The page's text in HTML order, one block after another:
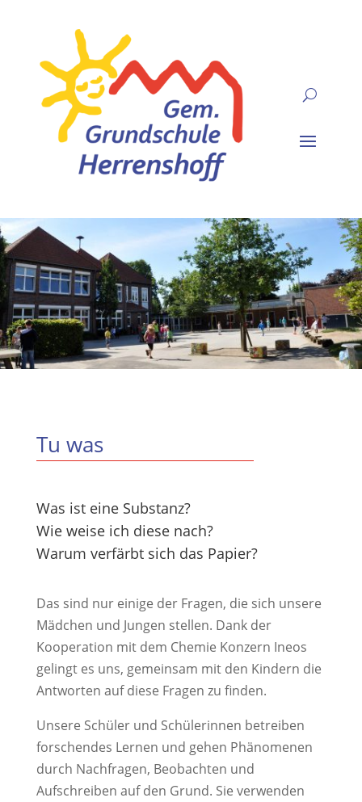
Tu was
Was ist eine Substanz?
Wie weise ich diese nach?
Warum verfärbt sich das Papier?
Das sind nur einige der Fragen, die sich unsere
Mädchen und Jungen stellen. Dank der
Kooperation mit dem Chemie Konzern Ineos
gelingt es uns, gemeinsam mit den Kindern die
Antworten auf diese Fragen zu finden.
Unsere Schüler und Schülerinnen betreiben
forschendes Lernen und gehen Phänomenen
durch Nachfragen, Beobachten und
Aufschreiben auf den Grund. Sie verwenden